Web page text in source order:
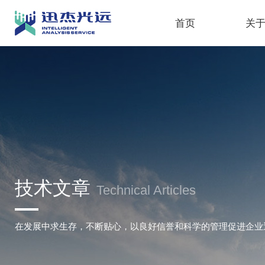
首页 关
技术文章 Technical Articles
在发展中求生存，不断贴心，以良好信誉和科学的管理促进企